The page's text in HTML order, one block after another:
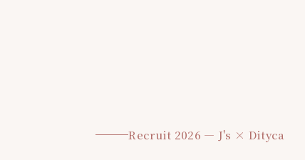
Recruit 2026 — J's × Dityca